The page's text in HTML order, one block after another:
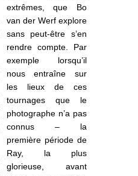
extrêmes, que Bo
van der Werf explore
sans peut-être s’en
rendre compte. Par
exemple lorsqu’il
nous entraîne sur
les lieux de ces
tournages que le
photographe n’a pas
connus – la
première période de
Ray, la plus
glorieuse, avant